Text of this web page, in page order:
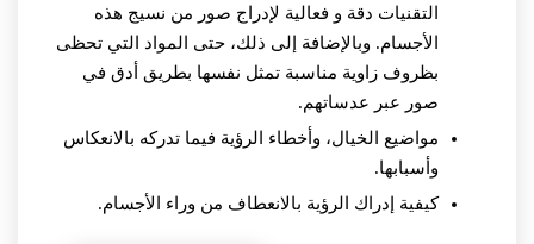
التقنيات دقة و فعالية لإدراج صور من نسيج هذه
الأجسام. وبالإضافة إلى ذلك، حتى المواد التي تحظى
بظروف زاوية مناسبة تمثل نفسها بطريق أدق في
صور عبر عدساتهم.
مواضيع الخيال، وأخطاء الرؤية فيما تدركه بالانعكاس
وأسبابها.
كيفية إدراك الرؤية بالانعطاف من وراء الأجسام.